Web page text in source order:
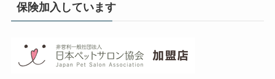
保険加入しています